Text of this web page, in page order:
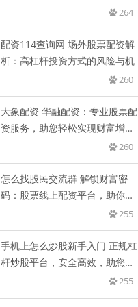
264
配资114查询网 场外股票配资解
析：高杠杆投资方式的风险与机
260
大象配资 华融配资：专业股票配
资服务，助您轻松实现财富增
260
怎么找股民交流群 解锁财富密
码：股票线上配资平台，助你投
255
手机上怎么炒股新手入门 正规杠
杆炒股平台，安全高效，助您轻
255